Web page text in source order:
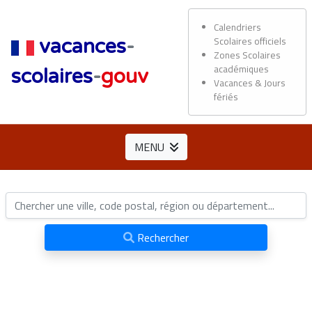
vacances-
scolaires-gouv
Calendriers
Scolaires officiels
Zones Scolaires
académiques
Vacances & Jours
fériés
MENU
Rechercher